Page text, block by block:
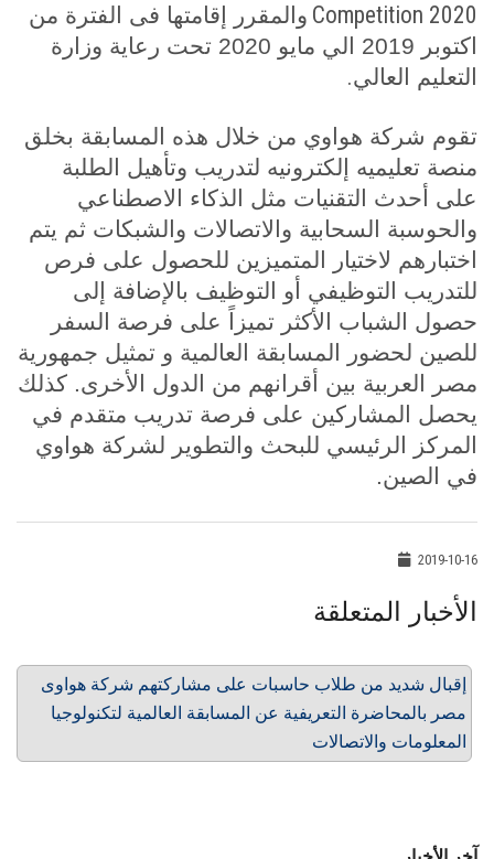
Competition 2020 والمقرر إقامتها فى الفترة من
اكتوبر 2019 الي مايو 2020 تحت رعاية وزارة
التعليم العالي.
تقوم شركة هواوي من خلال هذه المسابقة بخلق
منصة تعليميه إلكترونيه لتدريب وتأهيل الطلبة
على أحدث التقنيات مثل الذكاء الاصطناعي
والحوسبة السحابية والاتصالات والشبكات ثم يتم
اختبارهم لاختيار المتميزين للحصول على فرص
للتدريب التوظيفي أو التوظيف بالإضافة إلى
حصول الشباب الأكثر تميزاً على فرصة السفر
للصين لحضور المسابقة العالمية و تمثيل جمهورية
مصر العربية بين أقرانهم من الدول الأخرى. كذلك
يحصل المشاركين على فرصة تدريب متقدم في
المركز الرئيسي للبحث والتطوير لشركة هواوي
في الصين.
2019-10-16
الأخبار المتعلقة
إقبال شديد من طلاب حاسبات على مشاركتهم شركة هواوى
مصر بالمحاضرة التعريفية عن المسابقة العالمية لتكنولوجيا
المعلومات والاتصالات